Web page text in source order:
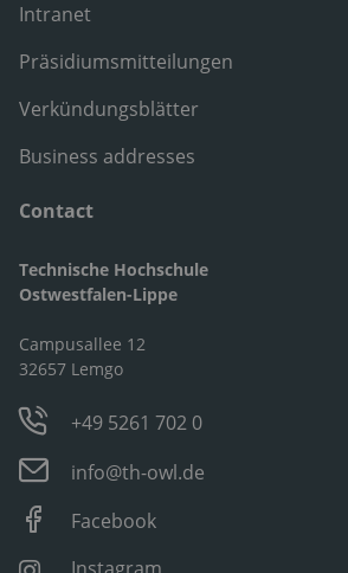
Intranet
Präsidiumsmitteilungen
Verkündungsblätter
Business addresses
Contact
Technische Hochschule
Ostwestfalen-Lippe
Campusallee 12
32657 Lemgo
+49 5261 702 0
info@th-owl.de
Facebook